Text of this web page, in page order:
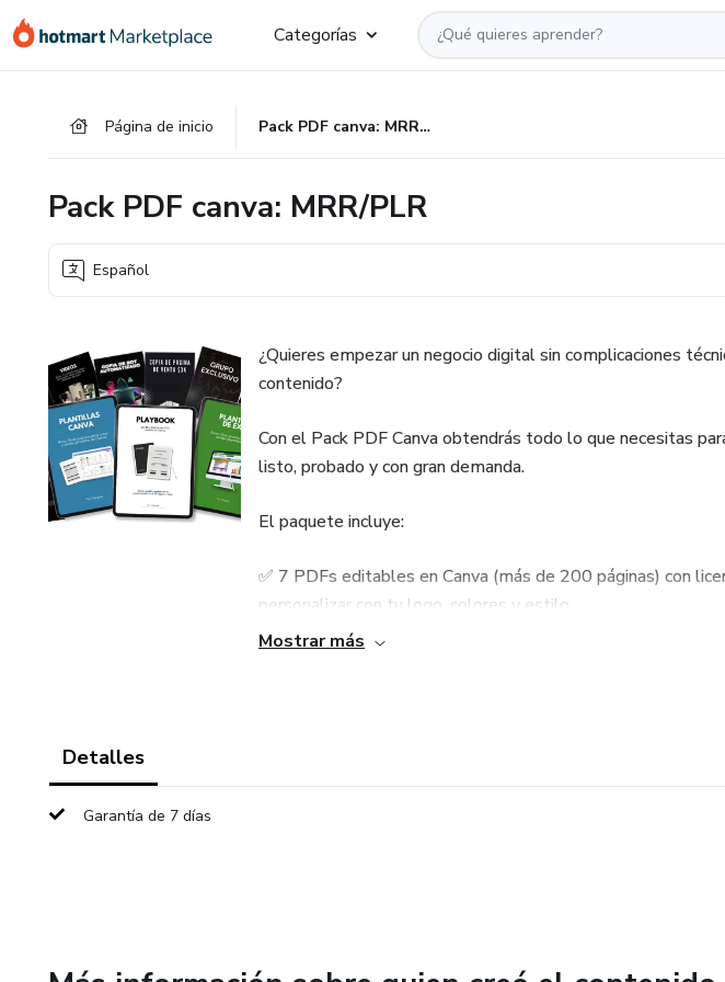
Categorías
Página de inicio Pack PDF canva: MRR/PLR
Pack PDF canva: MRR/PLR
Español
¿Quieres empezar un negocio digital sin complicaciones
contenido?
Con el Pack PDF Canva obtendrás todo lo que necesitas
listo, probado y con gran demanda.
El paquete incluye:
✅ 7 PDFs editables en Canva (más de 200 páginas) con
personalizar con tu logo, colores y estilo.
Mostrar más
Detalles
Garantía de 7 días